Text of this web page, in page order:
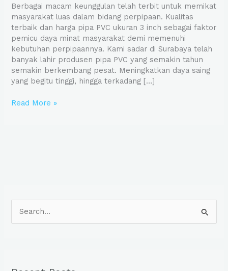
Berbagai macam keunggulan telah terbit untuk memikat
masyarakat luas dalam bidang perpipaan. Kualitas
terbaik dan harga pipa PVC ukuran 3 inch sebagai faktor
pemicu daya minat masyarakat demi memenuhi
kebutuhan perpipaannya. Kami sadar di Surabaya telah
banyak lahir produsen pipa PVC yang semakin tahun
semakin berkembang pesat. Meningkatkan daya saing
yang begitu tinggi, hingga terkadang […]
Read More »